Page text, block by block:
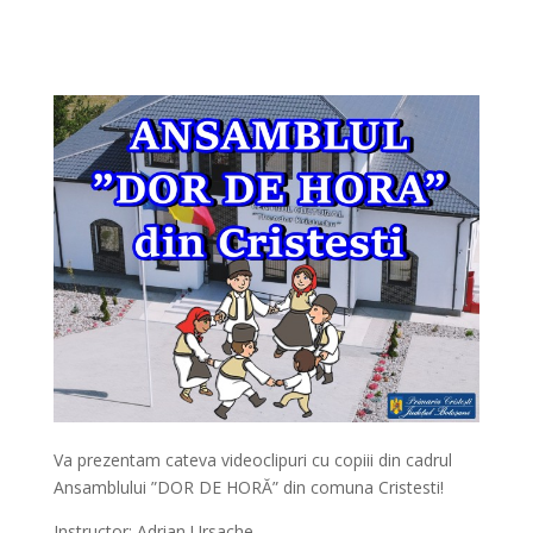
Va prezentam cateva videoclipuri cu copiii din cadrul
Ansamblului ”DOR DE HORĂ” din comuna Cristesti!